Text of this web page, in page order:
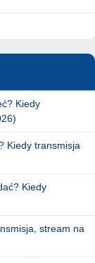
Kiedy
Kiedy transmisja
Kiedy
stream na